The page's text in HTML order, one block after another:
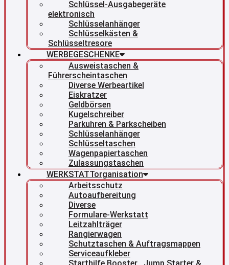
Schlüssel-Ausgabegeräte
elektronisch
Schlüsselanhänger
Schlüsselkästen &
Schlüsseltresore
WERBEGESCHENKE
Ausweistaschen &
Führerscheintaschen
Diverse Werbeartikel
Eiskratzer
Geldbörsen
Kugelschreiber
Parkuhren & Parkscheiben
Schlüsselanhänger
Schlüsseltaschen
Wagenpapiertaschen
Zulassungstaschen
WERKSTATTorganisation
Arbeitsschutz
Autoaufbereitung
Diverse
Formulare-Werkstatt
Leitzahlträger
Rangierwagen
Schutztaschen & Auftragsmappen
Serviceaufkleber